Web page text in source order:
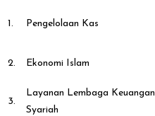
1. Pengelolaan Kas
2. Ekonomi Islam
3.
Layanan Lembaga Keuangan
Syariah